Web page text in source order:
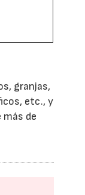
granjas,
etc., y
más de